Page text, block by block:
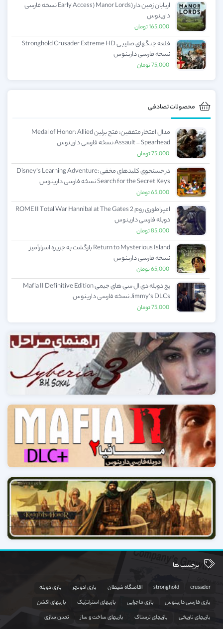
اربابان زمین دار (Early Access) Manor Lords نسخه فارسی
دارینوس
165,000تومان
قلعه جنگهای صلیبی Stronghold Crusader Extreme HD
نسخه فارسی دارینوس
75,000تومان
محصولات تصادفی
مدال افتخار متفقین: فتح برلین Medal of Honor: Allied
Assault – Spearhead نسخه فارسی دارینوس
75,000تومان
در جستجوی کلیدهای مخفی Disney’s Learning Adventure:
Search for the Secret Keys نسخه فارسی دارینوس
65,000تومان
امپراطوری روم 2 ROME II Total War Hannibal at The Gates
دوبله فارسی دارینوس
85,000تومان
Return to Mysterious Island بازگشت به جزیره اسرارآمیز
نسخه فارسی دارینوس
65,000تومان
پچ دوبله دی ال سی های جیمی Mafia II Definitive Edition
Jimmy’s DLCs نسخه فارسی دارینوس
75,000تومان
برچسب ها
crusader
stronghold اقامتگاه شیطان بازی ادونچر
بازی دوبله
بازی فارسی دارینوس
بازی ماجرایی بازیهای استراتژیک
بازیهای اکشن
بازیهای تاریخی
بازیهای ترسناک بازیهای ساخت و ساز
تمدن سازی